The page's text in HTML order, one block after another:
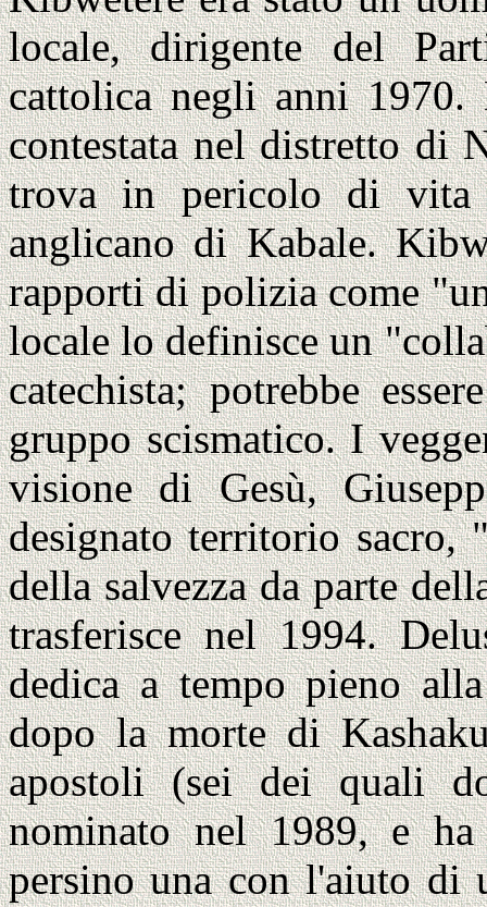
locale, dirigente del
cattolica negli anni
contestata nel distretto di
trova in pericolo di
anglicano di Kabale.
rapporti di polizia come
locale lo definisce un
catechista; potrebbe
gruppo scismatico. I
visione di Gesù,
designato territorio
della salvezza da parte
trasferisce nel 1994.
dedica a tempo pieno
dopo la morte di
apostoli (sei dei quali
nominato nel 1989, e
persino una con l'aiuto di